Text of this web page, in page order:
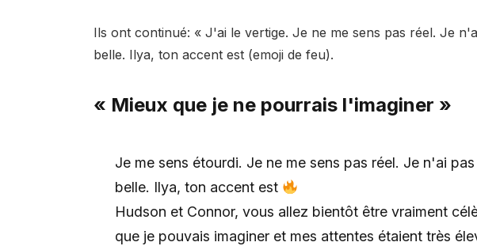
Ils ont continué: « J'ai le vertige. Je ne me sens pas réel. Je
belle. Ilya, ton accent est (emoji de feu).
« Mieux que je ne pourrais l'imaginer »
Je me sens étourdi. Je ne me sens pas réel. Je n'ai
belle. Ilya, ton accent est
Hudson et Connor, vous allez bientôt être vraiment
que je pouvais imaginer et mes attentes étaient très